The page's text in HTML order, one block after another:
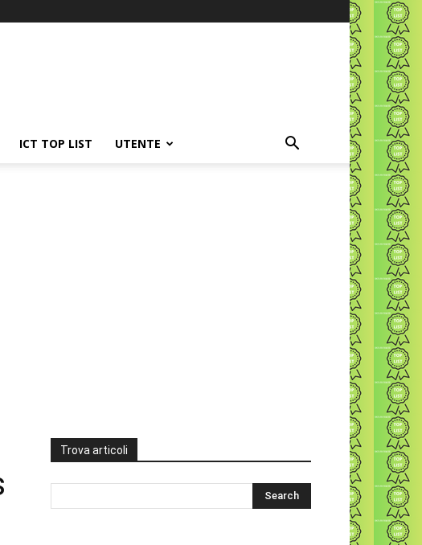
ICT TOP LIST UTENTE
Trova articoli